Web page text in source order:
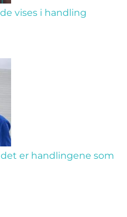
vises i handling
er handlingene som